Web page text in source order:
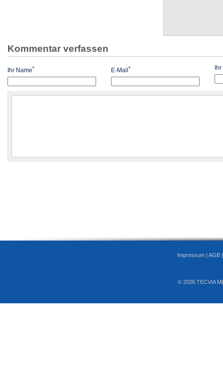
Kommentar verfassen
Ihr Name* E-Mail* Ihr
Impressum | AGB
© 2026 TECVIA